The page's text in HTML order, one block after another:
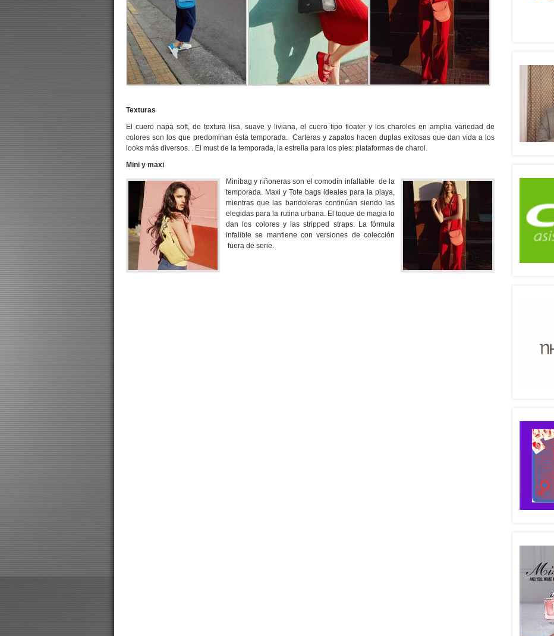
Texturas
El cuero napa soft, de textura lisa, suave y liviana, el cuero tipo floater y los charoles en amplia variedad de
colores son los que predominan ésta temporada. Carteras y zapatos hacen duplas exitosas que dan vida a los
looks más diversos. . El must de la temporada, la estrella para los pies: plataformas de charol.
Mini y maxi
Minibag y riñoneras son el comodín infaltable de la
temporada. Maxi y Tote bags ideales para la playa,
mientras que las bandoleras continúan siendo las
elegidas para la rutina urbana. El toque de magia lo
dan los colores y las stripped straps. La fórmula
infalible se mantiene con versiones de colección
fuera de serie.